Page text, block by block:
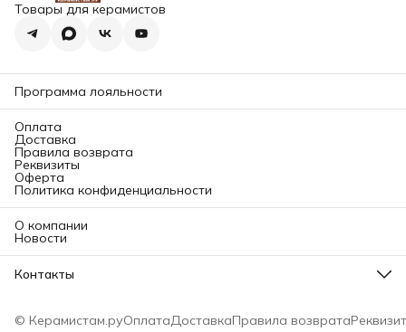
Товары для керамистов
Программа лояльности
Оплата
Доставка
Правила возврата
Реквизиты
Оферта
Политика конфиденциальности
О компании
Новости
Контакты
этаж)
© Керамистам.руОплатаДоставкаПравила возврата